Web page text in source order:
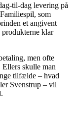
til-dag levering på
som
et angivent
produkterne klar
men ofte
skulle man
tilfælde – hvad
Svenstrup – vil